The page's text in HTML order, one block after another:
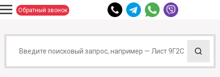
Обратный звонок